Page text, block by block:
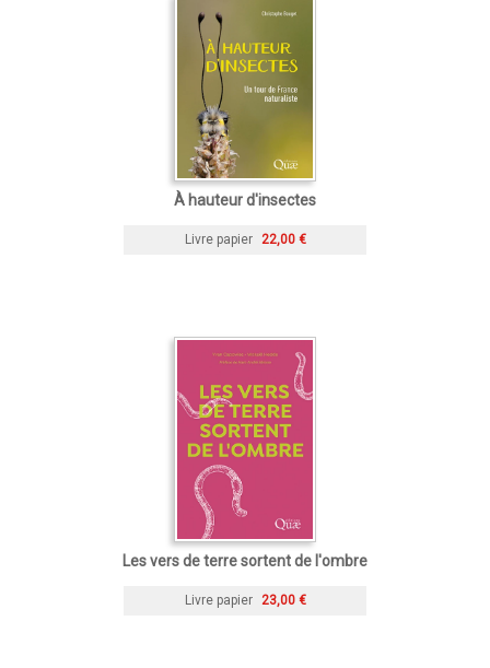
À hauteur d'insectes
Livre papier 22,00 €
Les vers de terre sortent de l'ombre
Livre papier 23,00 €